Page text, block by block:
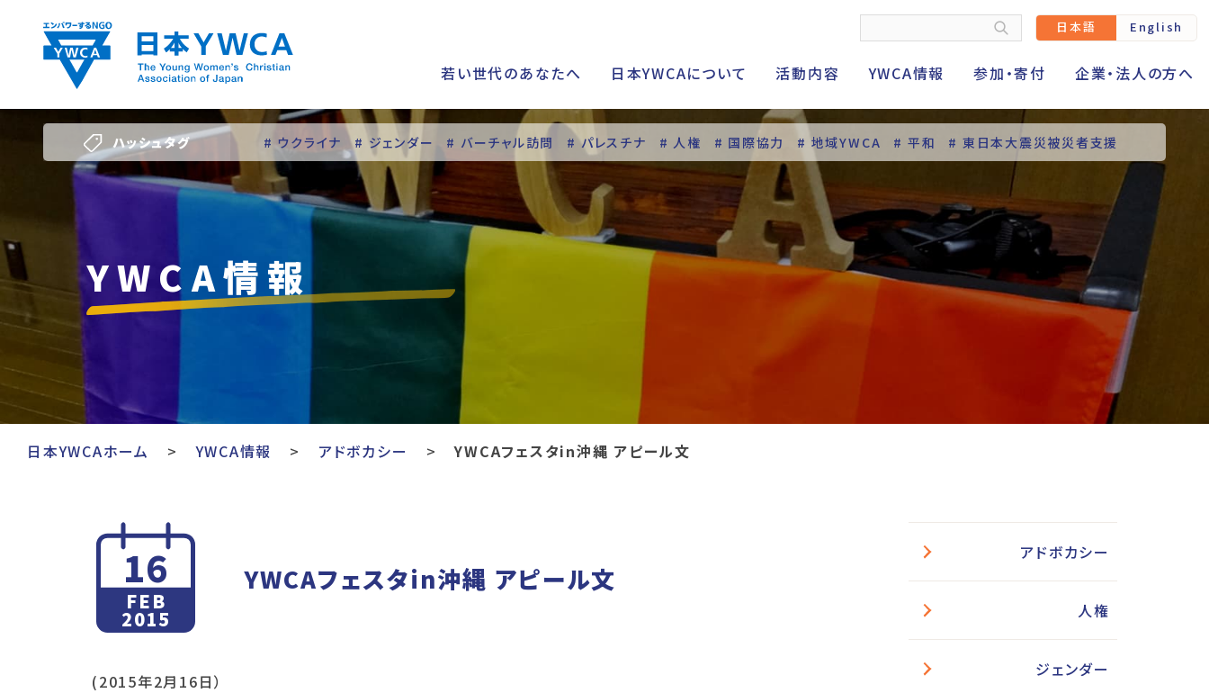
content
日本語 English
若い世代のあなたへ 日本YWCAについて 活動内容 YWCA情報 参加・寄付 企業・法人の方へ
ハッシュタグ # ウクライナ # ジェンダー # バーチャル訪問 # パレスチナ # 人権 # 国際協力 # 地域YWCA # 平和 # 東日本大震災被災者支援
# 若い女性のリーダーシップ
YWCA情報
日本YWCAホーム YWCA情報 アドボカシー YWCAフェスタin沖縄 アピール文
16
FEB
2015
YWCAフェスタin沖縄 アピール文
(2015年2月16日）
アドボカシー
人権
ジェンダー